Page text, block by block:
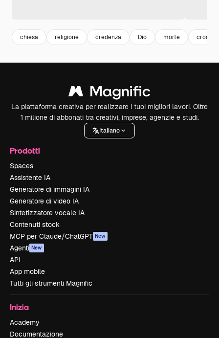
chiesa religione credenza Dio morte
La piattaforma creativa per realizzare i tuoi migliori lavori. Oltre
1 milione di abbonati tra creativi, imprese, agenzie e studi.
Italiano
Prodotti
Spaces
Assistente IA
Generatore di immagini IA
Generatore di video IA
Sintetizzatore vocale IA
Contenuti stock
MCP per Claude/ChatGPT New
Agenti New
API
App mobile
Tutti gli strumenti Magnific
Inizia
Academy
Documentazione